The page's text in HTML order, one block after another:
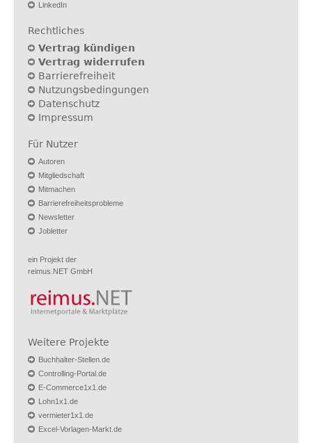
LinkedIn
Rechtliches
Vertrag kündigen
Vertrag widerrufen
Barrierefreiheit
Nutzungsbedingungen
Datenschutz
Impressum
Für Nutzer
Autoren
Mitgliedschaft
Mitmachen
Barrierefreiheitsprobleme
Newsletter
Jobletter
ein Projekt der
reimus.NET GmbH
Weitere Projekte
Buchhalter-Stellen.de
Controlling-Portal.de
E-Commerce1x1.de
Lohn1x1.de
vermieter1x1.de
Excel-Vorlagen-Markt.de